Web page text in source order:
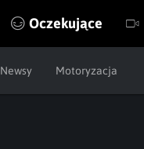
Oczekujące
Newsy Motoryzacja